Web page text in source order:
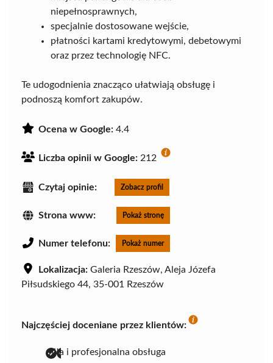
niepełnosprawnych,
specjalnie dostosowane wejście,
płatności kartami kredytowymi, debetowymi
oraz przez technologię NFC.
Te udogodnienia znacząco ułatwiają obsługę i
podnoszą komfort zakupów.
Ocena w Google: 4.4
Liczba opinii w Google: 212
Czytaj opinie: Zobacz profil
Strona www: Pokaż stronę
Numer telefonu: Pokaż numer
Lokalizacja: Galeria Rzeszów, Aleja Józefa
Piłsudskiego 44, 35-001 Rzeszów
Najczęściej doceniane przez klientów:
miła i profesjonalna obsługa